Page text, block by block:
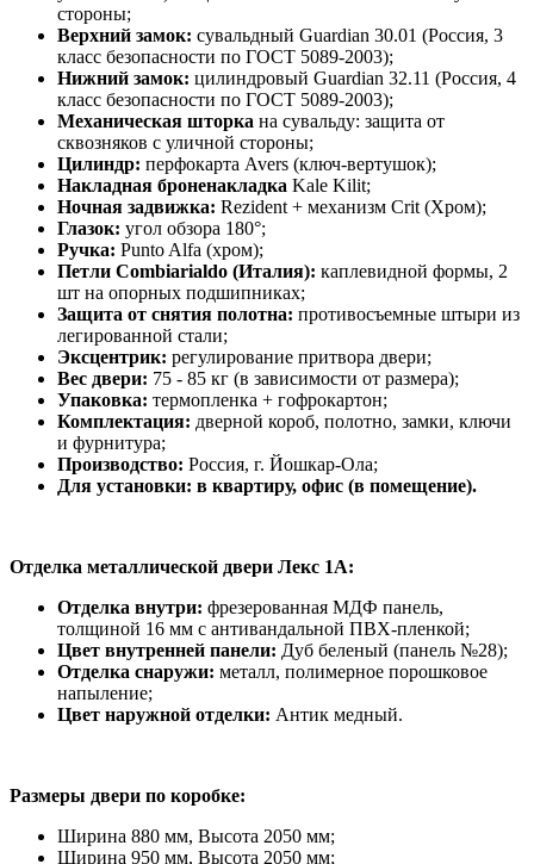
стороны;
Верхний замок: сувальдный Guardian 30.01 (Россия, 3
класс безопасности по ГОСТ 5089-2003);
Нижний замок: цилиндровый Guardian 32.11 (Россия, 4
класс безопасности по ГОСТ 5089-2003);
Механическая шторка на сувальду: защита от
сквозняков с уличной стороны;
Цилиндр: перфокарта Avers (ключ-вертушок);
Накладная броненакладка Kale Kilit;
Ночная задвижка: Rezident + механизм Crit (Хром);
Глазок: угол обзора 180°;
Ручка: Punto Alfa (хром);
Петли Combiarialdo (Италия): каплевидной формы, 2
шт на опорных подшипниках;
Защита от снятия полотна: противосъемные штыри из
легированной стали;
Эксцентрик: регулирование притвора двери;
Вес двери: 75 - 85 кг (в зависимости от размера);
Упаковка: термопленка + гофрокартон;
Комплектация: дверной короб, полотно, замки, ключи
и фурнитура;
Производство: Россия, г. Йошкар-Ола;
Для установки: в квартиру, офис (в помещение).
Отделка металлической двери Лекс 1А:
Отделка внутри: фрезерованная МДФ панель,
толщиной 16 мм с антивандальной ПВХ-пленкой;
Цвет внутренней панели: Дуб беленый (панель №28);
Отделка снаружи: металл, полимерное порошковое
напыление;
Цвет наружной отделки: Антик медный.
Размеры двери по коробке:
Ширина 880 мм, Высота 2050 мм;
Ширина 950 мм, Высота 2050 мм;